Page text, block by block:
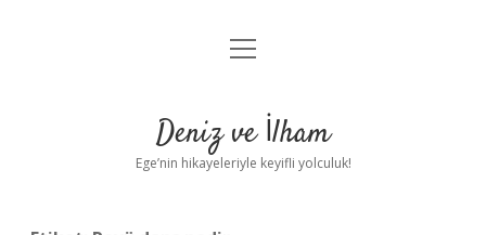
Anasayfa
Yasal Uyarı
menüyü
Deniz ve İlham
Ege’nin hikayeleriyle keyifli yolculuk!